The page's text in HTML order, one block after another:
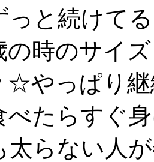
っと続けて
の時のサイ
☆やっぱり
べたらすぐ
太らない人